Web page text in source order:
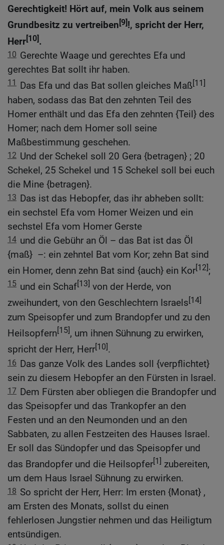
Gerechtigkeit! Hört auf, mein Volk aus seinem
Grundbesitz zu vertreiben [9]!, spricht der Herr,
Herr[10].
10 Gerechte Waage und gerechtes Efa und
gerechtes Bat sollt ihr haben.
11 Das Efa und das Bat sollen gleiches Maß[11]
haben, sodass das Bat den zehnten Teil des
Homer enthält und das Efa den zehnten {Teil} des
Homer; nach dem Homer soll seine
Maßbestimmung geschehen.
12 Und der Schekel soll 20 Gera {betragen} ; 20
Schekel, 25 Schekel und 15 Schekel soll bei euch
die Mine {betragen}.
13 Das ist das Hebopfer, das ihr abheben sollt:
ein sechstel Efa vom Homer Weizen und ein
sechstel Efa vom Homer Gerste
14 und die Gebühr an Öl – das Bat ist das Öl
{maß} –: ein zehntel Bat vom Kor; zehn Bat sind
ein Homer, denn zehn Bat sind {auch} ein Kor[12];
15 und ein Schaf[13] von der Herde, von
zweihundert, von den Geschlechtern Israels[14]
zum Speisopfer und zum Brandopfer und zu den
Heilsopfern[15], um ihnen Sühnung zu erwirken,
spricht der Herr, Herr[10].
16 Das ganze Volk des Landes soll {verpflichtet}
sein zu diesem Hebopfer an den Fürsten in Israel.
17 Dem Fürsten aber obliegen die Brandopfer und
das Speisopfer und das Trankopfer an den
Festen und an den Neumonden und an den
Sabbaten, zu allen Festzeiten des Hauses Israel.
Er soll das Sündopfer und das Speisopfer und
das Brandopfer und die Heilsopfer[1] zubereiten,
um dem Haus Israel Sühnung zu erwirken.
18 So spricht der Herr, Herr: Im ersten {Monat} ,
am Ersten des Monats, sollst du einen
fehlerlosen Jungstier nehmen und das Heiligtum
entsündigen.